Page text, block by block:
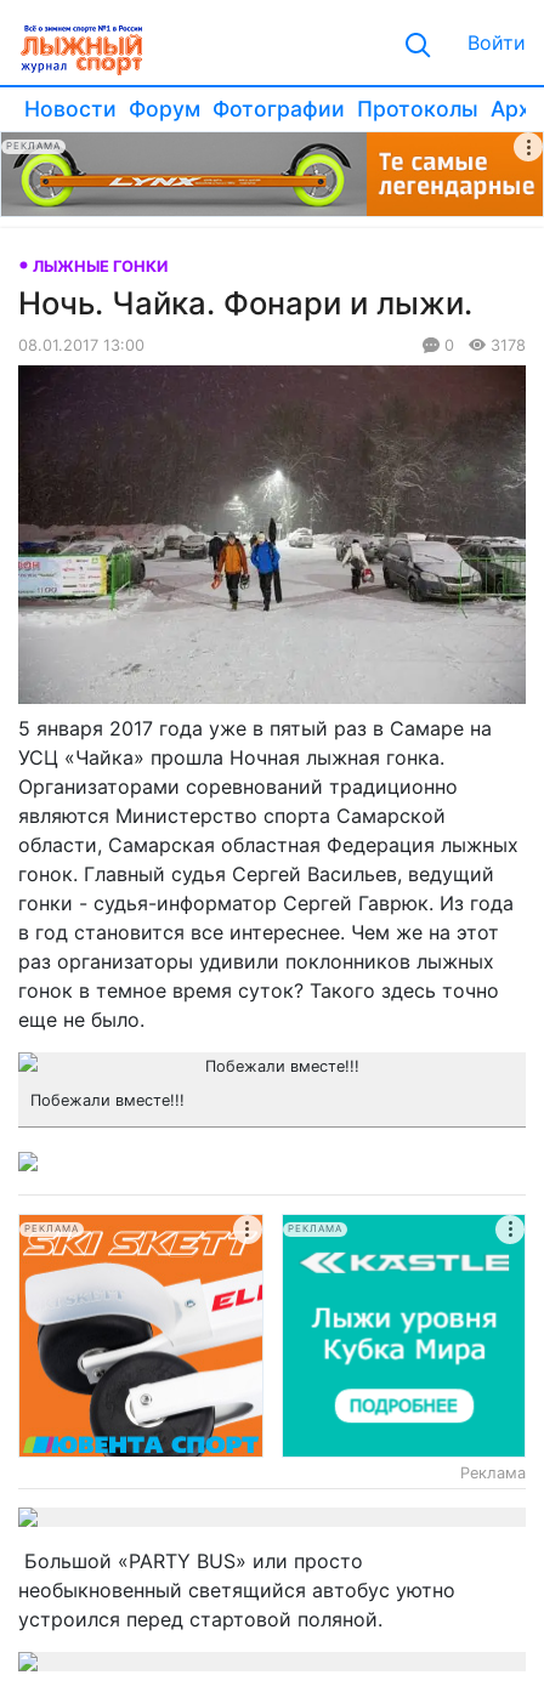
Войти
Новости Форум Фотографии Протоколы
РЕКЛАМА
ЛЫЖНЫЕ ГОНКИ
Ночь. Чайка. Фонари и лыжи.
08.01.2017 13:00 0 3178
5 января 2017 года уже в пятый раз в Самаре на
УСЦ «Чайка» прошла Ночная лыжная гонка.
Организаторами соревнований традиционно
являются Министерство спорта Самарской
области, Самарская областная Федерация лыжных
гонок. Главный судья Сергей Васильев, ведущий
гонки - судья-информатор Сергей Гаврюк. Из года
в год становится все интереснее. Чем же на этот
раз организаторы удивили поклонников лыжных
гонок в темное время суток? Такого здесь точно
еще не было.
Побежали вместе!!!
РЕКЛАМА РЕКЛАМА
Реклама
Большой «PARTY BUS» или просто
необыкновенный светящийся автобус уютно
устроился перед стартовой поляной.